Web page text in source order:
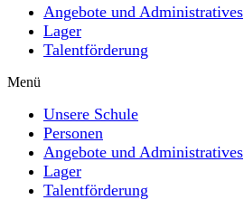
Angebote und Administratives
Lager
Talentförderung
Menü
Unsere Schule
Personen
Angebote und Administratives
Lager
Talentförderung